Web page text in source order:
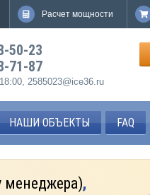
Расчет мощности
50-23
71-87
2585023@ice36.ru
НАШИ ОБЪЕКТЫ FAQ
менеджера),